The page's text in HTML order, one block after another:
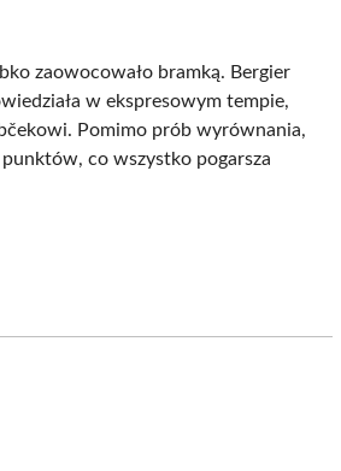
zaowocowało bramką. Bergier
w ekspresowym tempie,
Pomimo prób wyrównania,
co wszystko pogarsza